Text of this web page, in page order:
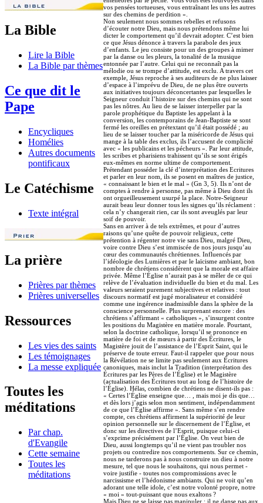
La Bible
Lire la Bible
La Bible par thèmes
Ce que dit le
Pape
Encycliques
Homélies
Autres documents
pontificaux
Le Catéchisme
Texte intégral
La prière
Prières par thèmes
Prières universelles
Ressources
Les vies des saints
Les témoignages
La messe expliquée
Toutes les
méditations
Par chap.
d'Evangile
Cette semaine
Toutes les
méditations
vos pensées tortueuses, vous entraînant les uns les autres
sur des chemins de perdition ».
Non seulement nous sommes rebelles et refusons
d’écouter notre Dieu, mais nous prétendons même lui
dicter le comportement qu’il devrait adopter. C’est bien
ce que Jésus dénonce à travers la parabole des jeux
d’enfants. Le jeu consiste pour un des groupes à mimer
par la danse ou les pleurs, la tonalité de la musique
entonnée par l’autre. Celui qui ne reconnaît pas la
mélodie ou se trompe d’attitude, est exclu. A travers cet
exemple, Jésus reproche à ses auditeurs de ne plus laisser
d’espace à l’imprévu de Dieu, de ne plus être ouverts
aux initiatives toujours déconcertantes par lesquelles le
Seigneur conduit l’histoire sur des chemins qui ne sont
pas les nôtres. Au lieu de se laisser interpeller par la
parole prophétique du Baptiste les appelant à la
conversion, les contemporains de Jean-Baptiste se sont
fermé les oreilles en prétextant qu’il était possédé ; au
lieu de se laisser toucher par la miséricorde de Jésus qui
mange à la table des exclus, ils l’accusent de complicité
avec « les publicains et les pécheurs ». Par leur attitude,
les scribes et pharisiens trahissent qu’ils se sont érigés
eux-mêmes en norme ultime de comportement.
Prétendant posséder la clé d’interprétation des Ecritures
et parler en leur nom, ils se posent en maîtres de justice,
« connaissant le bien et le mal » (Gn 3, 5). Ils n’ont de
comptes à rendre à personne, pas même à Dieu dont ils
ont orgueilleusement usurpé la place. Notre-Seigneur
aurait beau leur donner tous les signes qu’ils réclament :
cela n’y changerait rien, car ils sont aveuglés par leur
soif de pouvoir.
Sans en arriver à de tels extrêmes, et pour d’autres
raisons qu’une quête de pouvoir religieux, cette
prétention à régenter notre vie sans Dieu, malgré Dieu,
voire contre Dieu s’est immiscée de nos jours jusqu’au
cœur des communautés chrétiennes. Influencés par
l’idéologie des Lumières et par le laïcisme ambiant, bon
nombre de chrétiens considèrent que la morale est affaire
privée. Même l’Église n’aurait pas à se mêler de ce qui
relève de l’évaluation individuelle du bien et du mal. Les
valeurs seraient purement subjectives et relatives : tout
discours normatif est jugé moralisateur et considéré
comme une ingérence inadmissible dans la sphère de la
conscience personnelle. Plus surprenant encore : des
chrétiens s’affirmant « catholiques », s’insurgent contre
les positions du Magistère en matière morale. Pourtant,
selon la doctrine catholique, lorsqu’il se prononce en
matière de foi et de mœurs à partir des Écritures, le
Magistère jouit de l’assistance de l’Esprit Saint, qui le
préserve de toute erreur. Faut-il rappeler que pour nous
la Révélation ne se limite pas seulement aux Écritures
canoniques, mais inclut la Tradition (interprétation des
Écritures par les Pères de l’Église) et le Magistère
(actualisation des Écritures tout au long de l’histoire de
l’Église). Hélas, combien de chrétiens ne disent-ils pas :
« Certes l’Église enseigne que… , mais moi je dis que…
et dès lors j’agis selon mon sentiment, indépendamment
de ce que l’Église affirme ». Sans même s’en rendre
compte, ces chrétiens affirment la supériorité de leur
opinion personnelle sur le discernement de l’Église, et
donc sur les directives de l’Esprit, puisque celui-ci
s’exprime précisément par l’Église. On veut bien de
Dieu, aussi longtemps qu’il ne vient pas troubler nos
projets ou contredire nos comportements. Sur ce chemin,
nous ne tarderons pas à nous construire un dieu à notre
mesure, tel que nous le souhaitons, qui nous permet -
voire justifie - toutes nos compromissions avec le
narcissisme et l’hédonisme ambiants. Qui ne voit qu’en
adorant une telle idole, c’est notre volonté propre, notre
« moi » tout-puissant que nous exaltons ?
Mais Dieu ne se laisse pas manipuler ; il ne danse pas aux